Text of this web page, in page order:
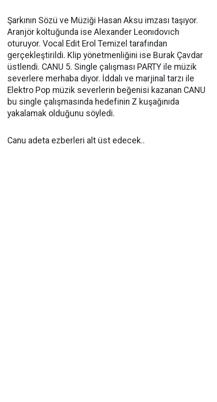
Şarkının Sözü ve Müziği Hasan Aksu imzası taşıyor.
Aranjör koltuğunda ise Alexander Leonıdovıch
oturuyor. Vocal Edit Erol Temizel tarafından
gerçekleştirildi. Klip yönetmenliğini ise Burak Çavdar
üstlendi. CANU 5. Single çalışması PARTY ile müzik
severlere merhaba diyor. İddalı ve marjinal tarzı ile
Elektro Pop müzik severlerin beğenisi kazanan CANU
bu single çalışmasında hedefinin Z kuşağınıda
yakalamak olduğunu söyledi.
Canu adeta ezberleri alt üst edecek..